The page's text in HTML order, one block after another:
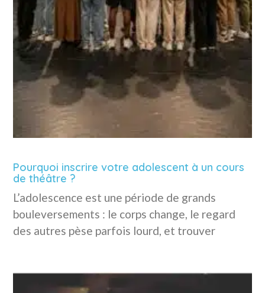
Pourquoi inscrire votre adolescent à un cours
de théâtre ?
L’adolescence est une période de grands
bouleversements : le corps change, le regard
des autres pèse parfois lourd, et trouver